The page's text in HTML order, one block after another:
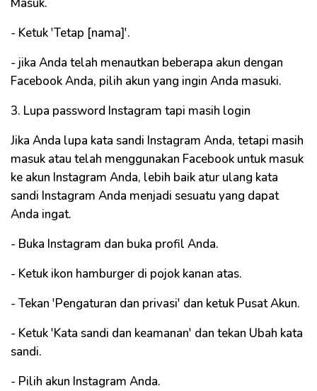
Masuk.
- Ketuk 'Tetap [nama]'.
- jika Anda telah menautkan beberapa akun dengan
Facebook Anda, pilih akun yang ingin Anda masuki.
3. Lupa password Instagram tapi masih login
Jika Anda lupa kata sandi Instagram Anda, tetapi masih
masuk atau telah menggunakan Facebook untuk masuk
ke akun Instagram Anda, lebih baik atur ulang kata
sandi Instagram Anda menjadi sesuatu yang dapat
Anda ingat.
- Buka Instagram dan buka profil Anda.
- Ketuk ikon hamburger di pojok kanan atas.
- Tekan 'Pengaturan dan privasi' dan ketuk Pusat Akun.
- Ketuk 'Kata sandi dan keamanan' dan tekan Ubah kata
sandi.
- Pilih akun Instagram Anda.